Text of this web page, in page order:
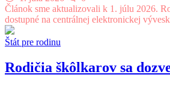
Článok sme aktualizovali k 1. júlu 2026.
dostupné na centrálnej elektronickej
Štát pre rodinu
Rodičia škôlkarov sa